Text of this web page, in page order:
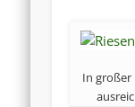
In großer